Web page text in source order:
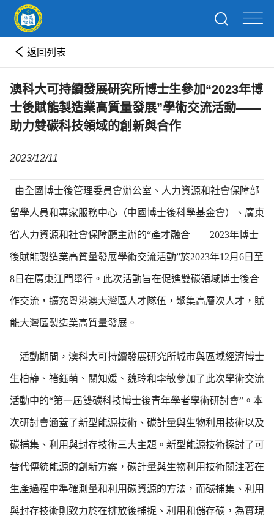
返回列表
澳科大可持續發展研究所博士生參加“2023年博
士後賦能製造業高質量發展”學術交流活動——
助力雙碳科技領域的創新與合作
2023/12/11
由全國博士後管理委員會辦公室、人力資源和社會保障部
留學人員和專家服務中心（中國博士後科學基金會）、廣東
省人力資源和社會保障廳主辦的“產才融合——2023年博士
後賦能製造業高質量發展學術交流活動”於2023年12月6日至
8日在廣東江門舉行。此次活動旨在促進雙碳領域博士後合
作交流，擴充粵港澳大灣區人才隊伍，聚集高層次人才，賦
能大灣區製造業高質量發展。
活動期間，澳科大可持續發展研究所城市與區域經濟博士
生柏静、褚鈺萌、關知媛、魏玲和李敏參加了此次學術交流
活動中的“第一屆雙碳科技博士後青年學者學術研討會”。本
次研討會涵蓋了新型能源技術、碳計量與生物利用技術以及
碳捕集、利用與封存技術三大主題。新型能源技術探討了可
替代傳統能源的創新方案，碳計量與生物利用技術關注著在
生產過程中準確測量和利用碳資源的方法，而碳捕集、利用
與封存技術則致力於在排放後捕捉、利用和儲存碳，為實現